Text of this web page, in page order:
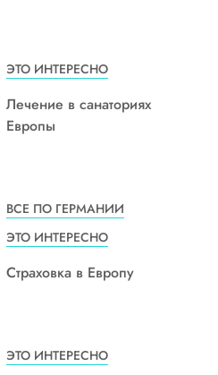
ЭТО ИНТЕРЕСНО
Лечение в санаториях
Европы
ВСЕ ПО ГЕРМАНИИ
ЭТО ИНТЕРЕСНО
Страховка в Европу
ЭТО ИНТЕРЕСНО